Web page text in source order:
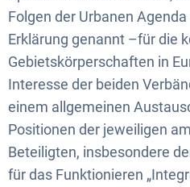
Folgen der Urbanen
Erklärung genannt –für die
Gebietskörperschaften in
Interesse der beiden
einem allgemeinen
Positionen der jeweiligen
Beteiligten, insbesondere
für das Funktionieren